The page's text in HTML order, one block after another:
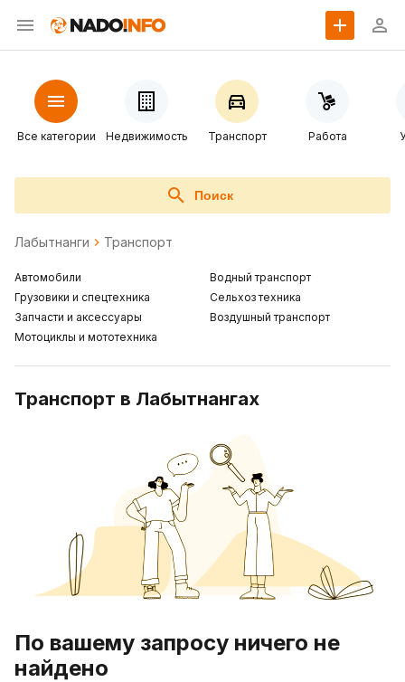
Все категории Недвижимость Транспорт Работа
Поиск
Лабытнанги Транспорт
Автомобили
Грузовики и спецтехника
Запчасти и аксессуары
Мотоциклы и мототехника
Водный транспорт
Сельхоз техника
Воздушный транспорт
Транспорт в Лабытнангах
По вашему запросу ничего не
найдено